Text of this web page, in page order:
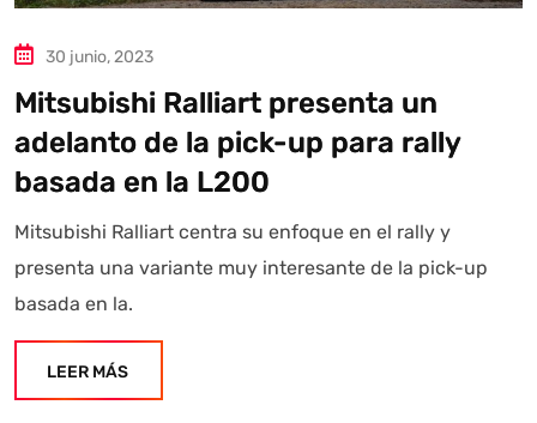
30 junio, 2023
Mitsubishi Ralliart presenta un
adelanto de la pick-up para rally
basada en la L200
Mitsubishi Ralliart centra su enfoque en el rally y
presenta una variante muy interesante de la pick-up
basada en la.
LEER MÁS